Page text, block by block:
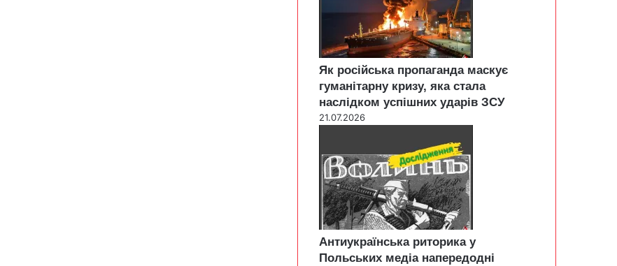
Як російська пропаганда маскує
гуманітарну кризу, яка стала
наслідком успішних ударів ЗСУ
21.07.2026
Антиукраїнська риторика у
Польських медіа напередодні